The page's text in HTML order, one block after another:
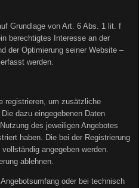
Grundlage von Art. 6 Abs. 1 lit. f
berechtigtes Interesse an der
der Optimierung seiner Website –
werden.
registrieren, um zusätzliche
dazu eingegebenen Daten
des jeweiligen Angebotes
haben. Die bei der Registrierung
angegeben werden.
ablehnen.
oder bei technisch